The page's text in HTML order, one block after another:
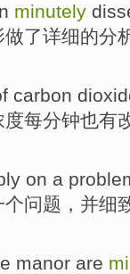
minutely
做了详细的分
carbon
度每分钟也有
on a
个问题 ， 并细
manor are